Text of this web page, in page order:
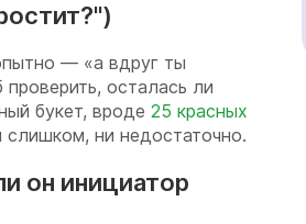
— «а вдруг ты
осталась ли
букет, вроде 25 красных
слишком, ни недостаточно.
он инициатор